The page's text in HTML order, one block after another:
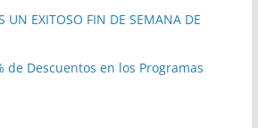
UN EXITOSO FIN DE SEMANA DE
de Descuentos en los Programas